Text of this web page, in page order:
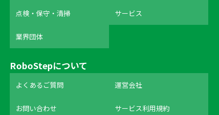
点検・保守・清掃 サービス
業界団体
RoboStepについて
よくあるご質問 運営会社
お問い合わせ サービス利用規約